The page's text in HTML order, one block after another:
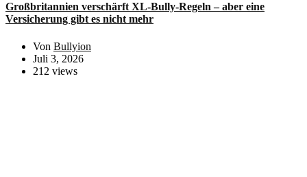
Großbritannien verschärft XL-Bully-Regeln – aber eine
Versicherung gibt es nicht mehr
Von Bullyion
Juli 3, 2026
212 views